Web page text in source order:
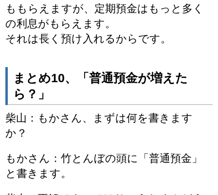
ももらえますが、定期預金はもっと多く
の利息がもらえます。
それは長く預け入れるからです。
まとめ10、「普通預金が増えた
ら？」
柴山：もかさん、まずは何を書きます
か？
もかさん：竹とんぼの頭に「普通預金」
と書きます。